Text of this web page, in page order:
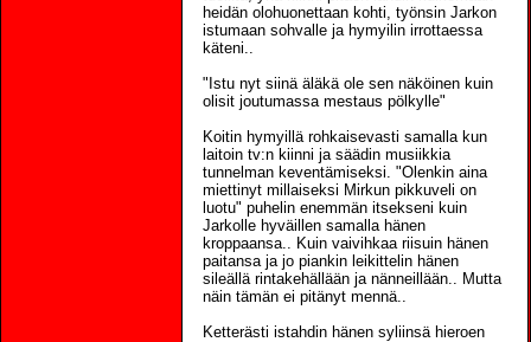
heidän olohuonettaan kohti, työnsin Jarkon
istumaan sohvalle ja hymyilin irrottaessa
käteni..
"Istu nyt siinä äläkä ole sen näköinen kuin
olisit joutumassa mestaus pölkylle"
Koitin hymyillä rohkaisevasti samalla kun
laitoin tv:n kiinni ja säädin musiikkia
tunnelman keventämiseksi. "Olenkin aina
miettinyt millaiseksi Mirkun pikkuveli on
luotu" puhelin enemmän itsekseni kuin
Jarkolle hyväillen samalla hänen
kroppaansa.. Kuin vaivihkaa riisuin hänen
paitansa ja jo piankin leikittelin hänen
sileällä rintakehällään ja nänneillään.. Mutta
näin tämän ei pitänyt mennä..
Ketterästi istahdin hänen syliinsä hieroen